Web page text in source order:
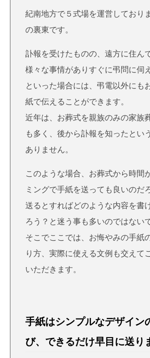
紀南地方で５式場を運営しており
の裏東です。
訃報を受けたものの、遠方に住ん
様々な事情がありすぐに弔問に伺
といった場合には、弔電以外にも
紙で伝えることができます。
近年は、お葬式を親族のみの家族
も多く、後から訃報を知ったとい
ありません。
このような場合、お葬式から時間
ミングで手紙を送っても良いのだ
送るとすればどのような内容を書
ろう？と迷う事も多いのではない
そこでここでは、お悔やみの手紙
り方、実際に使える文例も交えて
いただきます。
手紙はシンプルなデザイン
び、できるだけ早目に送り